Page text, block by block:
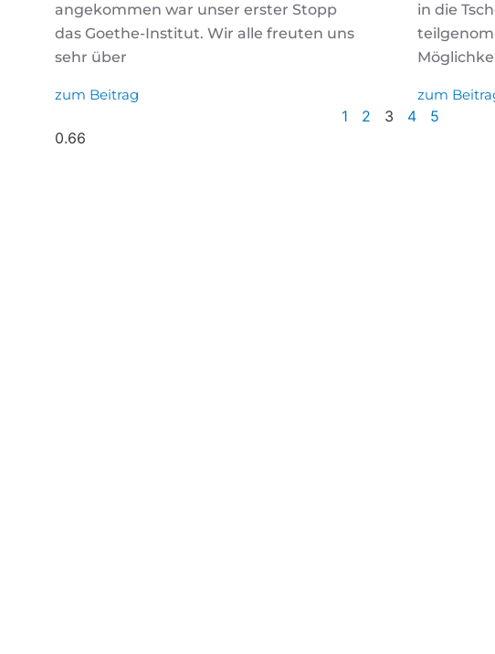
angekommen war unser erster Stopp
das Goethe-Institut. Wir alle freuten uns
sehr über
zum Beitrag
in die
zum
1 2 3 4 5